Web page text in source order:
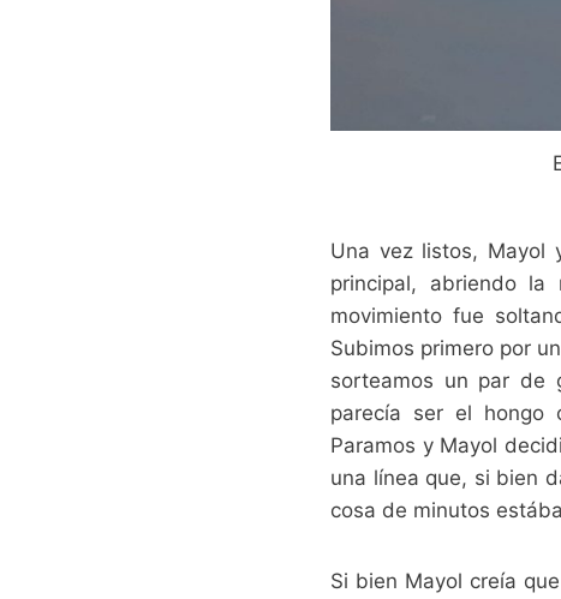
Una vez listos, Mayol
principal, abriendo
movimiento fue
Subimos primero por
sorteamos un par de
parecía ser el hongo
Paramos y Mayol
una línea que, si bien
cosa de minutos
Si bien Mayol creía